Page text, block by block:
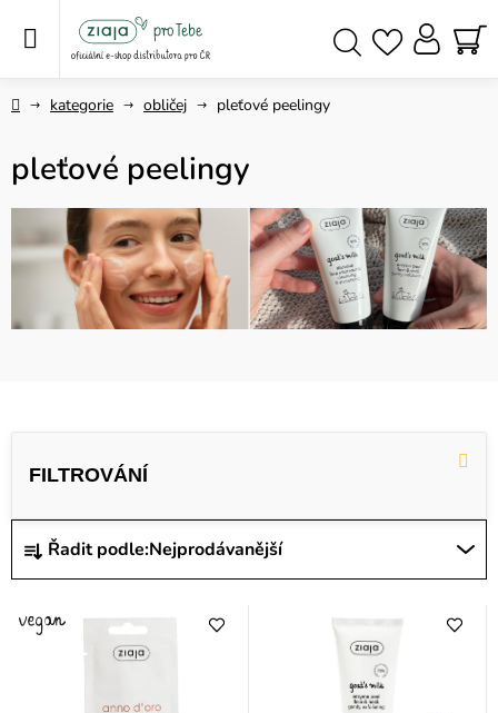
Domůkategorie obličej pleťové peelingy
pleťové peelingy
Ř
a
e
Řadit podle:Nejprodávanější
V
s
r